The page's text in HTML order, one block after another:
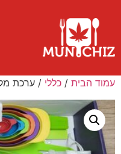
עמוד הבית / כללי / ערכת